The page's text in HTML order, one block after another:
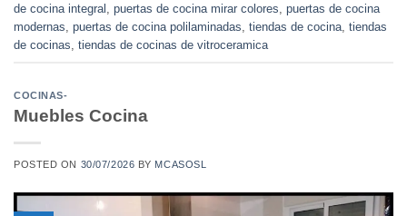
de cocina integral
puertas de cocina mirar colores puertas de cocina
modernas puertas de cocina polilaminadas tiendas de cocina tiendas
de cocinas tiendas de cocinas de vitroceramica
COCINAS-
Muebles Cocina
POSTED ON 30/07/2026 BY MCASOSL